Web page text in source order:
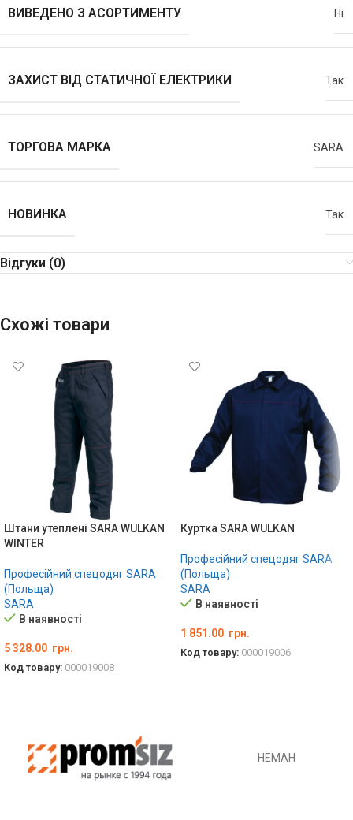
ВИВЕДЕНО З АСОРТИМЕНТУ Ні
ЗАХИСТ ВІД СТАТИЧНОЇ ЕЛЕКТРИКИ Так
ТОРГОВА МАРКА SARA
НОВИНКА Так
Відгуки (0)
Схожі товари
Штани утеплені SARA WULKAN
WINTER
Професійний спецодяг SARA
(Польща)
SARA
В наявності
5 328.00 грн.
Код товару: 000019008
Куртка SARA WULKAN
Професійний спецодяг SARA
(Польща)
SARA
В наявності
1 851.00 грн.
Код товару: 000019006
НЕМАН